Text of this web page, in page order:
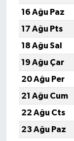
16 Ağu Paz
17 Ağu Pts
18 Ağu Sal
19 Ağu Çar
20 Ağu Per
21 Ağu Cum
22 Ağu Cts
23 Ağu Paz